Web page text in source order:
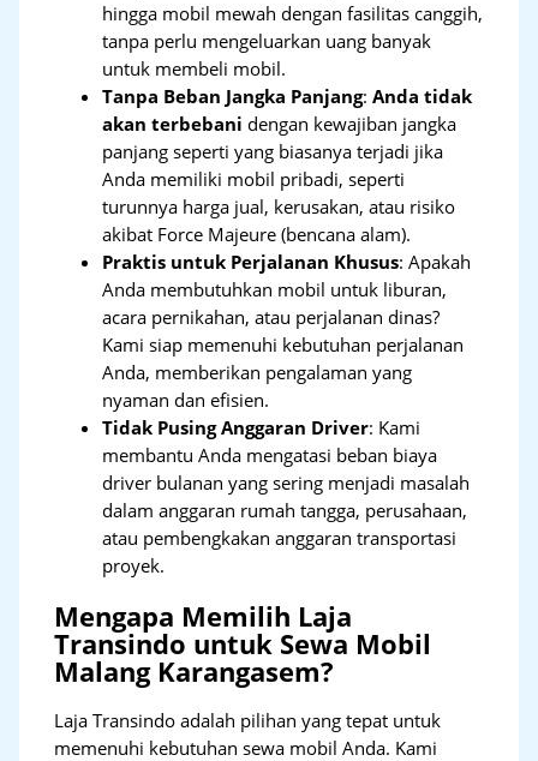
hingga mobil mewah dengan fasilitas canggih,
tanpa perlu mengeluarkan uang banyak
untuk membeli mobil.
Tanpa Beban Jangka Panjang:Anda tidak
akan terbebani dengan kewajiban jangka
panjang seperti yang biasanya terjadi jika
Anda memiliki mobil pribadi, seperti
turunnya harga jual, kerusakan, atau risiko
akibat Force Majeure (bencana alam).
Praktis untuk Perjalanan Khusus: Apakah
Anda membutuhkan mobil untuk liburan,
acara pernikahan, atau perjalanan dinas?
Kami siap memenuhi kebutuhan perjalanan
Anda, memberikan pengalaman yang
nyaman dan efisien.
Tidak Pusing Anggaran Driver: Kami
membantu Anda mengatasi beban biaya
driver bulanan yang sering menjadi masalah
dalam anggaran rumah tangga, perusahaan,
atau pembengkakan anggaran transportasi
proyek.
Mengapa Memilih Laja
Transindo untuk Sewa Mobil
Malang Karangasem?
Laja Transindo adalah pilihan yang tepat untuk
memenuhi kebutuhan sewa mobil Anda. Kami